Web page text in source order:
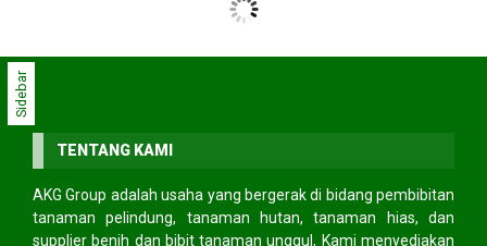
Sidebar
TENTANG KAMI
AKG Group adalah usaha yang bergerak di bidang pembibitan
tanaman pelindung, tanaman hutan, tanaman hias, dan
supplier benih dan bibit tanaman unggul, Kami menyediakan